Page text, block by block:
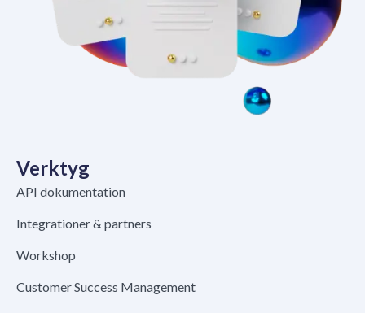
Verktyg
API dokumentation
Integrationer & partners
Workshop
Customer Success Management